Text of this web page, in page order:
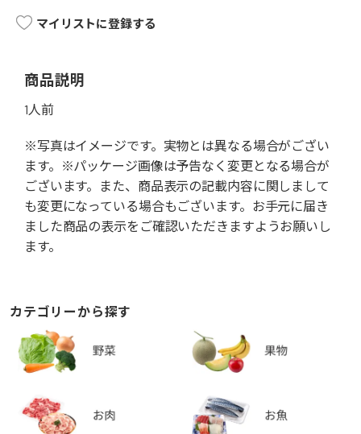
マイリストに登録する
商品説明
1人前
※写真はイメージです。実物とは異なる場合がござい
ます。※パッケージ画像は予告なく変更となる場合が
ございます。また、商品表示の記載内容に関しまして
も変更になっている場合もございます。お手元に届き
ました商品の表示をご確認いただきますようお願いし
ます。
カテゴリーから探す